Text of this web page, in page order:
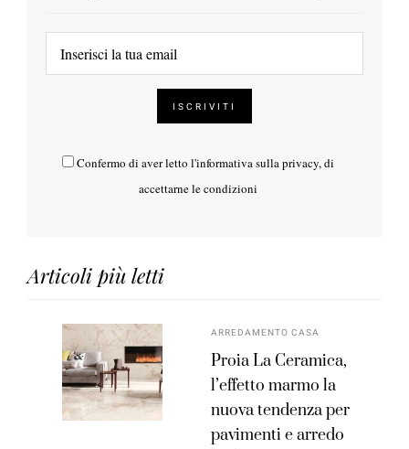
Confermo di aver letto l'informativa sulla privacy, di
accettarne le condizioni
Articoli più letti
ARREDAMENTO CASA
Proia La Ceramica,
l’effetto marmo la
nuova tendenza per
pavimenti e arredo